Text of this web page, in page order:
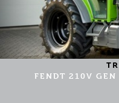
FENDT 210V